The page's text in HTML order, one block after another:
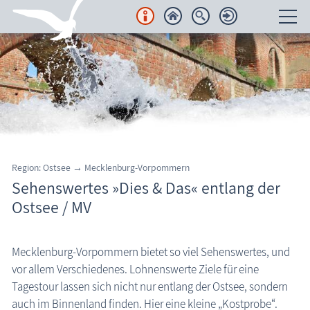
Unterkünfte
Regionales
Urlaubsorte
Karten
Freizeit
Aktuelles
FKK-Strände
Region: Ostsee → Mecklenburg-Vorpommern
Sehenswertes »Dies & Das« entlang der
Ostsee / MV
Mecklenburg-Vorpommern bietet so viel Sehenswertes, und
vor allem Verschiedenes. Lohnenswerte Ziele für eine
Tagestour lassen sich nicht nur entlang der Ostsee, sondern
auch im Binnenland finden. Hier eine kleine „Kostprobe“.